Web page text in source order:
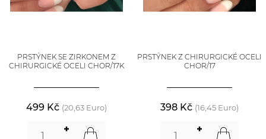
PRSTÝNEK SE ZIRKONEM Z
CHIRURGICKÉ OCELI CHOR/17K
499 Kč (20,63 Euro)
PRSTÝNEK Z CHIRURGICKÉ OCELI
CHOR/17
398 Kč (16,45 Euro)